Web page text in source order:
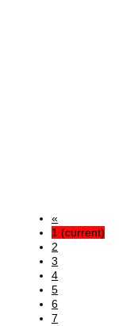
«
1 (current)
2
3
4
5
6
7